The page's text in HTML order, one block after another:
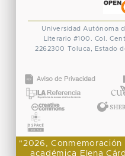
Universidad Autónoma
Literario #100. Col.
2262300 Toluca, Estado
"2026,
académica Elena